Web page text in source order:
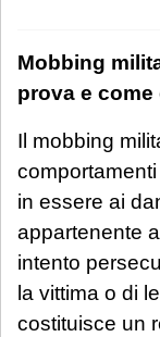
Mobbing
prova e
Il mobbing
in essere ai
appartenente
intento
la vittima o di
costituisce un